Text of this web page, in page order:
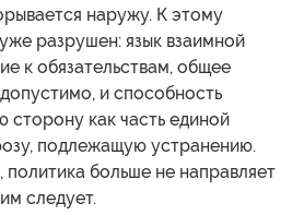
наружу. К этому
разрушен: язык взаимной
к обязательствам, общее
и способность
сторону как часть единой
подлежащую устранению.
политика больше не направляет
следует.